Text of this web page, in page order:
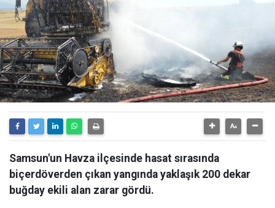
Samsun'un Havza ilçesinde hasat sırasında
biçerdöverden çıkan yangında yaklaşık 200 dekar
buğday ekili alan zarar gördü.